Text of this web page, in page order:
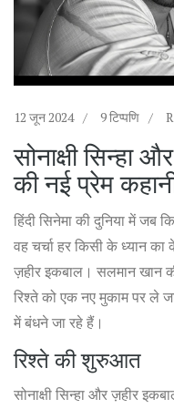
12 जून 2024 9 टिप्पणि
सोनाक्षी सिन्हा
की नई प्रेम
हिंदी सिनेमा की दुनिया में जब
वह चर्चा हर किसी के ध्यान का
ज़हीर इकबाल। सलमान खान
रिश्ते को एक नए मुकाम पर ले
में बंधने जा रहे हैं।
रिश्ते की शुरुआत
सोनाक्षी सिन्हा और ज़हीर